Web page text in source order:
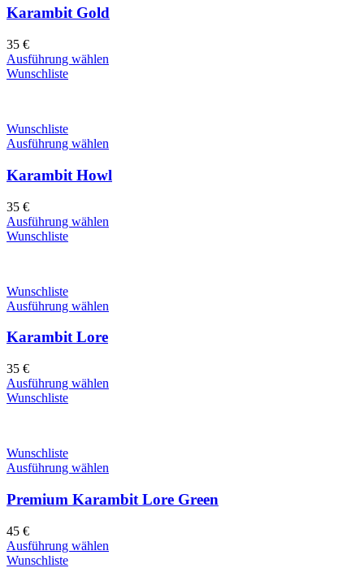
Karambit Gold
35 €
Ausführung wählen
Wunschliste
Wunschliste
Ausführung wählen
Karambit Howl
35 €
Ausführung wählen
Wunschliste
Wunschliste
Ausführung wählen
Karambit Lore
35 €
Ausführung wählen
Wunschliste
Wunschliste
Ausführung wählen
Premium Karambit Lore Green
45 €
Ausführung wählen
Wunschliste